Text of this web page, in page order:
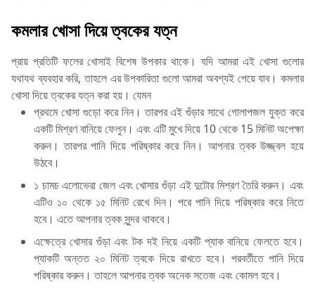
কমলার খোসা দিয়ে ত্বকের যত্ন
প্রায় প্রতিটি ফলের খোসাই বিশেষ উপকার থাকে। যদি আমরা এই খোসা গুলোর
যথাযথ ব্যবহার করি, তাহলে এর উপকারিতা গুলো আমরা অবশ্যই পেয়ে যাব। কমলার
খোসা দিয়ে ত্বকের যত্ন করা হয়। যেমন
প্রথমে খোসা গুড়ো করে নিন। তারপর এই গুঁড়ার সাথে গোলাপজল যুক্ত করে
একটি মিশ্রণ বানিয়ে ফেলুন। এবং এটি মুখে দিয়ে 10 থেকে 15 মিনিট অপেক্ষা
করুন। তারপর পানি দিয়ে পরিষ্কার করে নিন। আপনার ত্বক উজ্জ্বল হয়ে
উঠবে।
১ চামচ এলোভেরা জেল এবং খোসার গুঁড়া এই দুটোর মিশ্রণ তৈরি করুন। এবং
এটিও ১০ থেকে ১৫ মিনিট রেখে দিন। পরে পানি দিয়ে পরিষ্কার করে নিতে
হবে। এতে আপনার ত্বক সুন্দর থাকবে।
এক্ষেত্রে খোসার গুঁড়া এবং টক দই নিয়ে একটি প্যাক বানিয়ে ফেলতে হবে।
প্যাকটি অন্তত ২০ মিনিট ত্বকে দিয়ে রাখতে হবে। পরবর্তীতে পানি দিয়ে
পরিষ্কার করুন। তাহলে আপনার ত্বক অনেক সতেজ এবং কোমল হবে।